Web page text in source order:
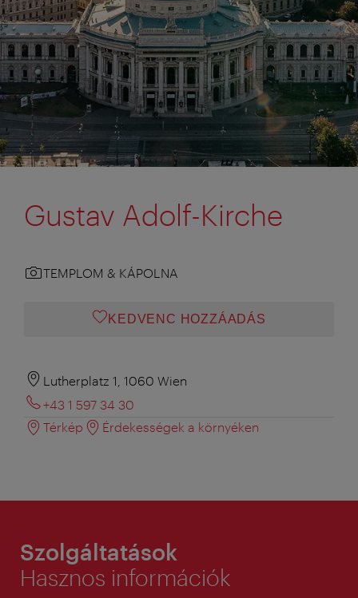
Gustav Adolf-Kirche
TEMPLOM & KÁPOLNA
KEDVENC HOZZÁADÁS
Lutherplatz 1, 1060 Wien
+43 1 597 34 30
Térkép
Érdekességek a környéken
Szolgáltatások
Hasznos információk